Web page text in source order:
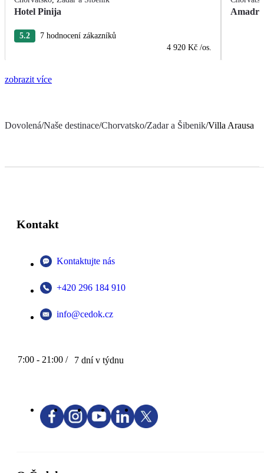
Hotel Pinija
5.2
7 hodnocení zákazníků
4 920 Kč /os.
zobrazit více
Dovolená/Naše destinace/Chorvatsko/Zadar a Šibenik/Villa Arausa
Kontakt
Kontaktujte nás
+420 296 184 910
info@cedok.cz
7:00 - 21:00 / 7 dní v týdnu